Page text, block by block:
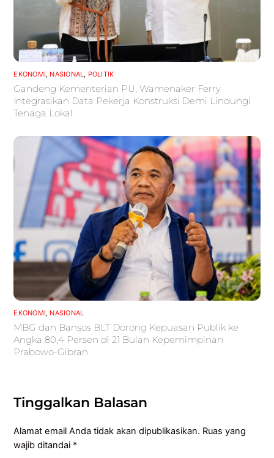
EKONOMI NASIONAL POLITIK
Gandeng Kementerian PU, Wamenaker Ferry
Integrasikan Data Pekerja Konstruksi Demi Lindungi
Tenaga Lokal
EKONOMI NASIONAL
MBG dan Bansos BLT Dorong Kepuasan Publik ke
Angka 80,4 Persen di 21 Bulan Kepemimpinan
Prabowo-Gibran
Tinggalkan Balasan
Alamat email Anda tidak akan dipublikasikan. Ruas yang
wajib ditandai *